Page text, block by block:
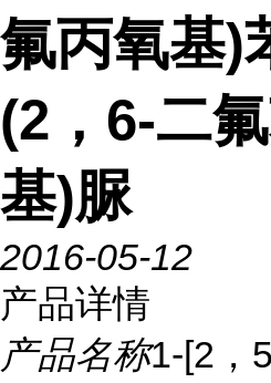
氟丙氧基)
(2，6-二
基)脲
2016-05-12
产品详情
产品名称1-[2，